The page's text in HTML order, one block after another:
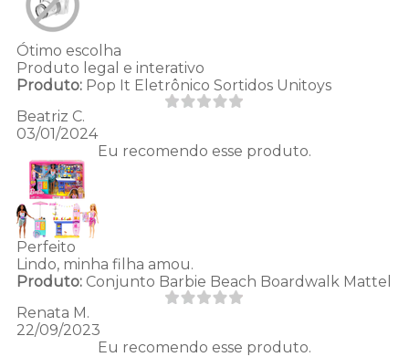
Ótimo escolha
Produto legal e interativo
Produto:Pop It Eletrônico Sortidos Unitoys
Beatriz C.
03/01/2024
Eu recomendo esse produto.
Perfeito
Lindo, minha filha amou.
Produto:Conjunto Barbie Beach Boardwalk Mattel
Renata M.
22/09/2023
Eu recomendo esse produto.